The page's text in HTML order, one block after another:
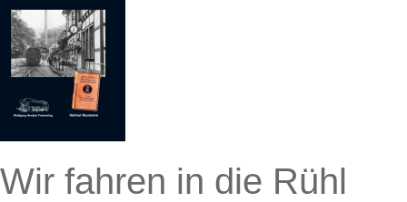
Wir fahren in die Rühl